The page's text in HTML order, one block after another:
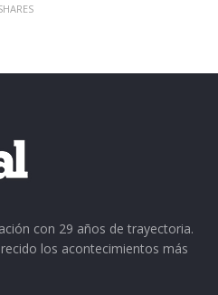
con 29 años de trayectoria.
los acontecimientos más